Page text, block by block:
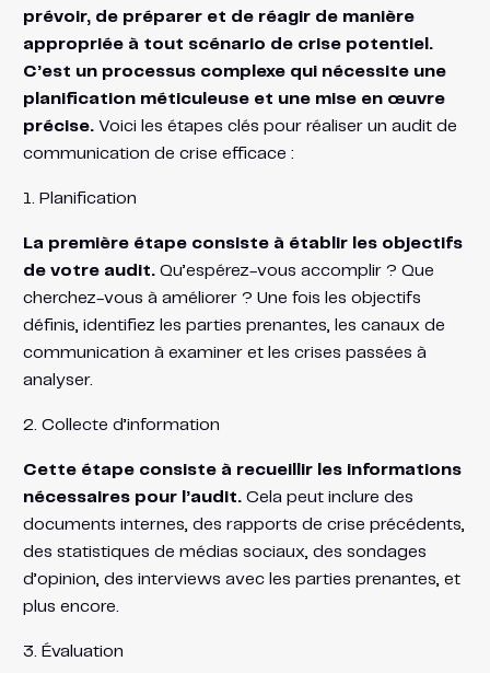
prévoir, de préparer et de réagir de manière
appropriée à tout scénario de crise potentiel.
C’est un processus complexe qui nécessite une
planification méticuleuse et une mise en œuvre
précise.Voici les étapes clés pour réaliser un audit de
communication de crise efficace :
1. Planification
La première étape consiste à établir les objectifs
de votre audit.Qu’espérez-vous accomplir ? Que
cherchez-vous à améliorer ? Une fois les objectifs
définis, identifiez les parties prenantes, les canaux de
communication à examiner et les crises passées à
analyser.
2. Collecte d’information
Cette étape consiste à recueillir les informations
nécessaires pour l’audit.Cela peut inclure des
documents internes, des rapports de crise précédents,
des statistiques de médias sociaux, des sondages
d’opinion, des interviews avec les parties prenantes, et
plus encore.
3. Évaluation